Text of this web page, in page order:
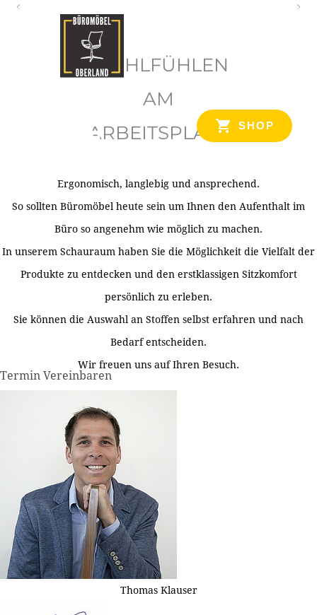
SHOP
WOHLFÜHLEN
AM
ARBEITSPLATZ
Ergonomisch, langlebig und ansprechend.
So sollten Büromöbel heute sein um Ihnen den Aufenthalt im
Büro so angenehm wie möglich zu machen.
In unserem Schauraum haben Sie die Möglichkeit die Vielfalt der
Produkte zu entdecken und den erstklassigen Sitzkomfort
persönlich zu erleben.
Sie können die Auswahl an Stoffen selbst erfahren und nach
Bedarf entscheiden.
Wir freuen uns auf Ihren Besuch.
Termin Vereinbaren
Thomas Klauser